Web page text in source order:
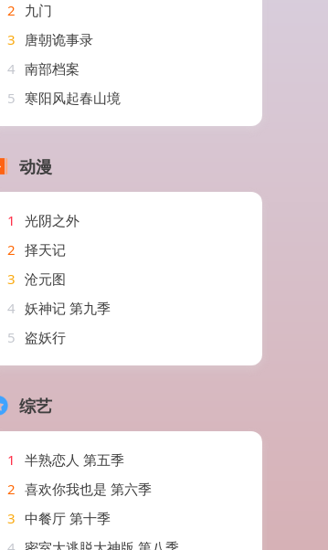
2 九门
3 唐朝诡事录
4 南部档案
5 寒阳风起春山境
动漫
1
光阴之外
2 择天记
3 沧元图
4 妖神记 第九季
5 盗妖行
综艺
1
半熟恋人 第五季
2 喜欢你我也是 第六季
3 中餐厅 第十季